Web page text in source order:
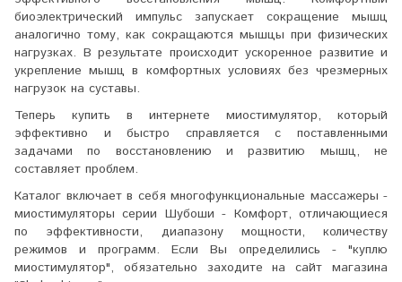
биоэлектрический импульс запускает сокращение мышц
аналогично тому, как сокращаются мышцы при физических
нагрузках. В результате происходит ускоренное развитие и
укрепление мышц в комфортных условиях без чрезмерных
нагрузок на суставы.
Теперь купить в интернете миостимулятор, который
эффективно и быстро справляется с поставленными
задачами по восстановлению и развитию мышц, не
составляет проблем.
Каталог включает в себя многофункциональные массажеры -
миостимуляторы серии Шубоши - Комфорт, отличающиеся
по эффективности, диапазону мощности, количеству
режимов и программ. Если Вы определились - "куплю
миостимулятор", обязательно заходите на сайт магазина